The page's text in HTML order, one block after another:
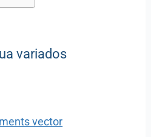
variados
vector